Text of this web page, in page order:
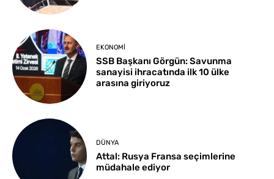
EKONOMI
SSB Başkanı Görgün: Savunma
sanayisi ihracatında ilk 10 ülke
arasına giriyoruz
DÜNYA
Attal: Rusya Fransa seçimlerine
müdahale ediyor